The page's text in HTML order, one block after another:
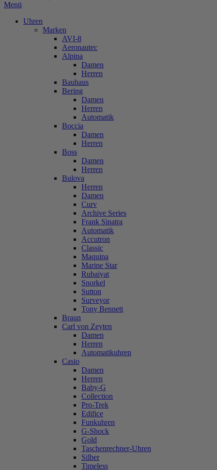
Menü
Uhren
Marken
AVI-8
Aeronautec
Alpina
Damen
Herren
Bauhaus
Bering
Damen
Herren
Automatik
Boccia
Damen
Herren
Boss
Damen
Herren
Bulova
Herren
Damen
Curv
Archive Series
Frank Sinatra
Automatik
Accutron
Classic
Maquina
Marine Star
Rubaiyat
Snorkel
Sutton
Surveyor
Tony Bennett
Braun
Carl von Zeyten
Damen
Herren
Automatikuhren
Casio
Damen
Herren
Baby-G
Collection
Pro-Trek
Edifice
Funkuhren
G-Shock
Gold
Taschenrechner-Uhren
Silber
Timeless